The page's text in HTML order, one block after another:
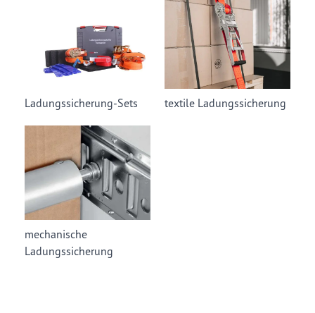
Ladungssicherung-Sets textile Ladungssicherung
mechanische
Ladungssicherung